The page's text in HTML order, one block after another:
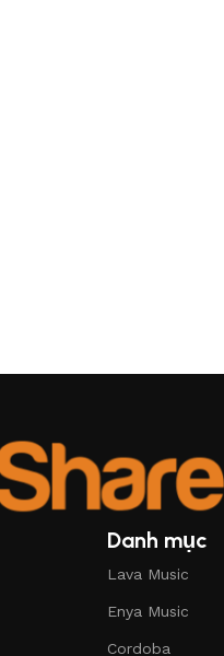
Danh mục
Lava Music
Enya Music
Cordoba